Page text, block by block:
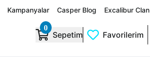
Kampanyalar Casper Blog Excalibur Clan
0
Sepetim Favorilerim